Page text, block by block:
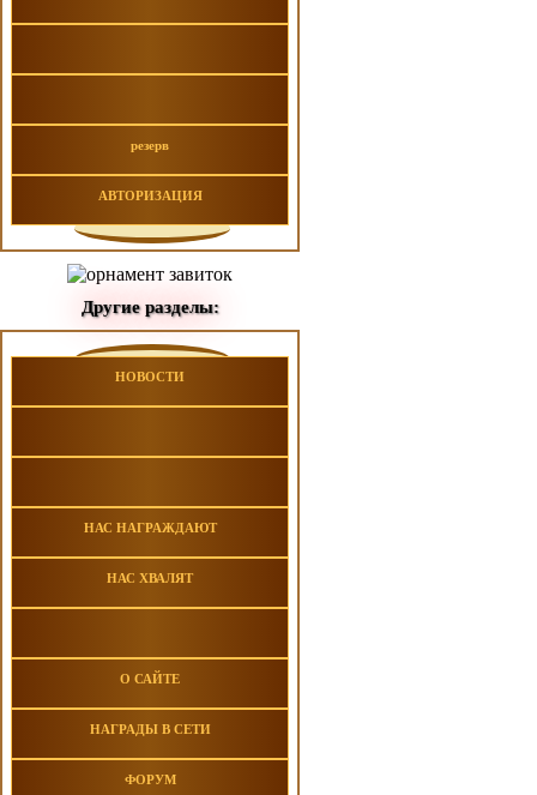
резерв
АВТОРИЗАЦИЯ
Другие разделы:
НОВОСТИ
НАС НАГРАЖДАЮТ
НАС ХВАЛЯТ
О САЙТЕ
НАГРАДЫ В СЕТИ
ФОРУМ